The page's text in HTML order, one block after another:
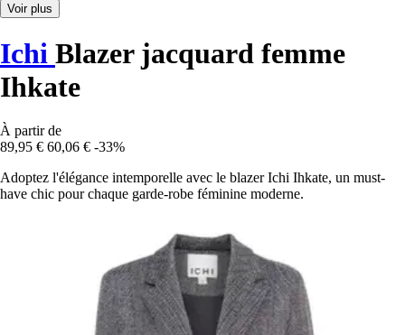
Voir plus
Ichi Blazer jacquard femme
Ihkate
À partir de
89,95 € 60,06 € -33%
Adoptez l'élégance intemporelle avec le blazer Ichi Ihkate, un must-
have chic pour chaque garde-robe féminine moderne.